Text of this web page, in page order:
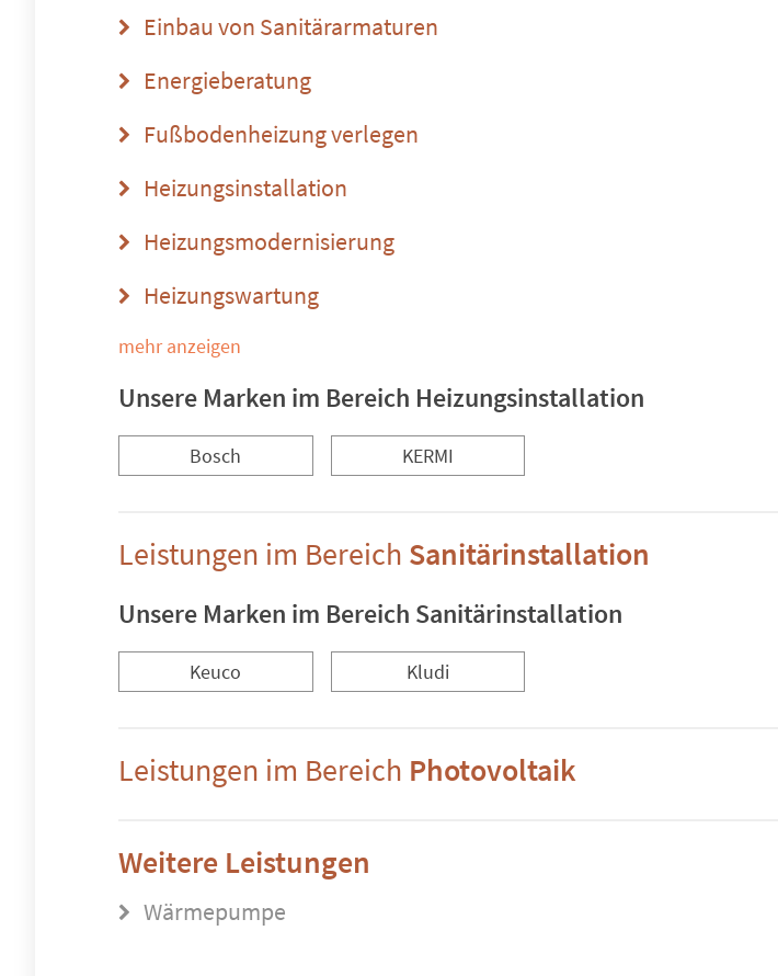
Einbau von Sanitärarmaturen
Energieberatung
Fußbodenheizung verlegen
Heizungsinstallation
Heizungsmodernisierung
Heizungswartung
mehr anzeigen
Unsere Marken im Bereich Heizungsinstallation
Bosch KERMI
Leistungen im Bereich Sanitärinstallation
Unsere Marken im Bereich Sanitärinstallation
Keuco Kludi
Leistungen im Bereich Photovoltaik
Weitere Leistungen
Wärmepumpe